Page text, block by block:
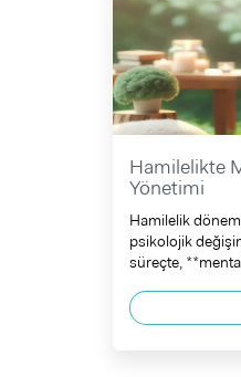
Hamilelikte
Yönetimi
Hamilelik
psikolojik
süreçte,